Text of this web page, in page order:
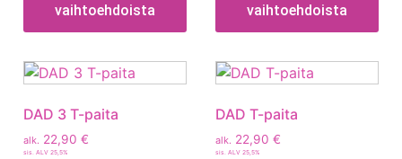
vaihtoehdoista
vaihtoehdoista
DAD 3 T-paita
alk. 22,90 €
sis. ALV 25,5%
DAD T-paita
alk. 22,90 €
sis. ALV 25,5%